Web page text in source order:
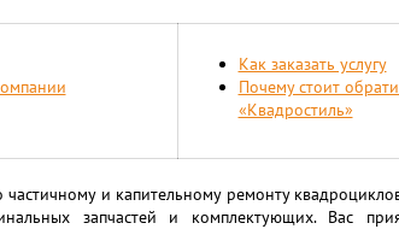
Как заказать услугу
Почему стоит
«Квадростиль»
частичному и капительному ремонту
запчастей и комплектующих. Вас